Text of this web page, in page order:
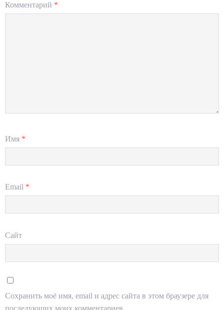
Комментарий *
Имя *
Email *
Сайт
Сохранить моё имя, email и адрес сайта в этом браузере для